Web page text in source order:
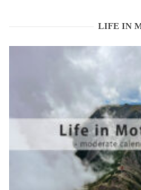
LIFE IN